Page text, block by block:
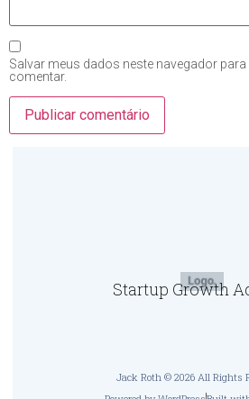
Salvar meus dados neste navegador para
comentar.
Startup Growth
Jack Roth © 2026 All Rights